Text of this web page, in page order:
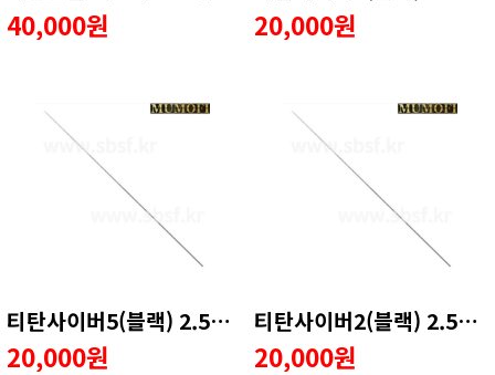
40,000원 20,000원
티탄사이버5(블랙) 2.5호 일반가이드 수리용품
20,000원
티탄사이버2(블랙) 2.5호 일반가이드 수리용품
20,000원